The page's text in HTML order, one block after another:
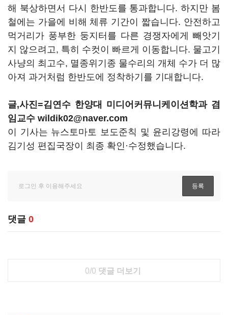
해 북상하면서 다시 한반도를 통과합니다. 하지만 봄
철에는 가을에 비해 체류 기간이 짧습니다. 안전하고
먹거리가 풍부한 둥지터를 다른 경쟁자에게 빼앗기
지 않으려고, 특히 수컷이 빠르게 이동합니다. 물고기
사냥의 최고수, 멸종위기종 물수리의 개체 수가 더 많
아져 과거처럼 한반도에 정착하기를 기대합니다.
글,사진=김연수 한양대 미디어커뮤니케이션학과 겸
임교수 wildik02@naver.com
이 기사는 뉴스토마토 보도준칙 및 윤리강령에 따라
김기성 편집국장이 최종 확인·수정했습니다.
댓글 0
0/0 댓글 더보기